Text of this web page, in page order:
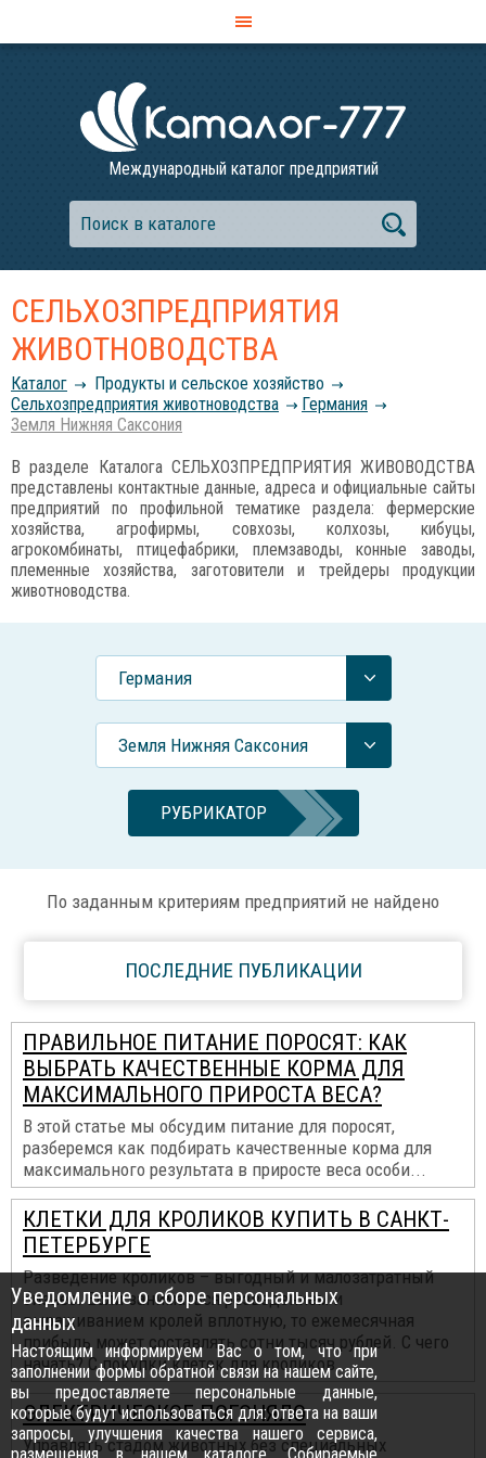
Международный каталог предприятий
СЕЛЬХОЗПРЕДПРИЯТИЯ
ЖИВОТНОВОДСТВА
Каталог
Продукты и сельское хозяйство
Сельхозпредприятия животноводства
Германия
Земля Нижняя Саксония
В разделе Каталога СЕЛЬХОЗПРЕДПРИЯТИЯ ЖИВОВОДСТВА
представлены контактные данные, адреса и официальные сайты
предприятий по профильной тематике раздела: фермерские
хозяйства, агрофирмы, совхозы, колхозы, кибуцы,
агрокомбинаты, птицефабрики, племзаводы, конные заводы,
племенные хозяйства, заготовители и трейдеры продукции
животноводства.
Германия
Земля Нижняя Саксония
РУБРИКАТОР
По заданным критериям предприятий не найдено
ПОСЛЕДНИЕ ПУБЛИКАЦИИ
ПРАВИЛЬНОЕ ПИТАНИЕ ПОРОСЯТ: КАК
ВЫБРАТЬ КАЧЕСТВЕННЫЕ КОРМА ДЛЯ
МАКСИМАЛЬНОГО ПРИРОСТА ВЕСА?
В этой статье мы обсудим питание для поросят,
разберемся как подбирать качественные корма для
максимального результата в приросте веса особи...
КЛЕТКИ ДЛЯ КРОЛИКОВ КУПИТЬ В САНКТ-
ПЕТЕРБУРГЕ
Разведение кроликов – выгодный и малозатратный
бизнес. Если заниматься разведением и
выращиванием кролей вплотную, то ежемесячная
прибыль может составлять сотни тысяч рублей. С чего
начать? С покупки клеток для кроликов...
ЭЛЕКТРИЧЕСКОЕ ПОГОНЯЛО
Управлять стадом животных без специальных
Уведомление о сборе персональных
данных
Настоящим информируем Вас о том, что при
заполнении формы обратной связи на нашем сайте,
вы предоставляете персональные данные,
которые будут использоваться для: ответа на ваши
запросы, улучшения качества нашего сервиса,